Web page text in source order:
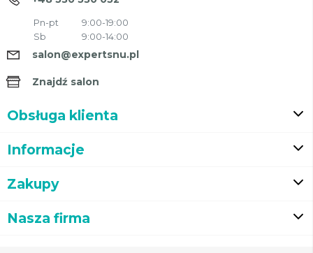
Pn-pt
9:00-19:00
Sb
9:00-14:00
salon@expertsnu.pl
Znajdź salon
Obsługa klienta
Informacje
Zakupy
Nasza firma